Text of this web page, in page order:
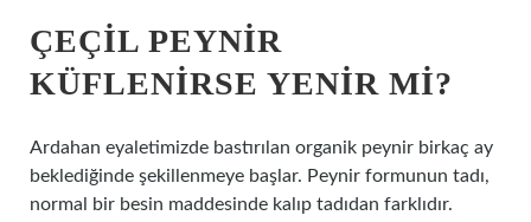
ÇEÇIL PEYNIR
KÜFLENIRSE YENIR MI?
Ardahan eyaletimizde bastırılan organik peynir birkaç ay
beklediğinde şekillenmeye başlar. Peynir formunun tadı,
normal bir besin maddesinde kalıp tadıdan farklıdır.